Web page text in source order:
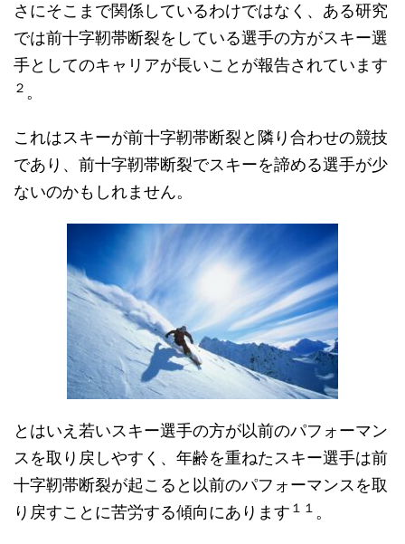
さにそこまで関係しているわけではなく、ある研究
では前十字靭帯断裂をしている選手の方がスキー選
手としてのキャリアが長いことが報告されています
２ 。
これはスキーが前十字靭帯断裂と隣り合わせの競技
であり、前十字靭帯断裂でスキーを諦める選手が少
ないのかもしれません。
とはいえ若いスキー選手の方が以前のパフォーマン
スを取り戻しやすく、年齢を重ねたスキー選手は前
十字靭帯断裂が起こると以前のパフォーマンスを取
り戻すことに苦労する傾向にあります １１ 。